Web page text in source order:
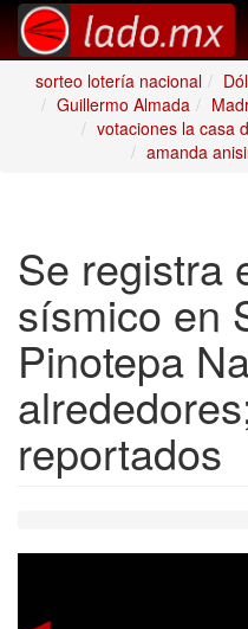
sorteo lotería nacional
Guillermo Almada
votaciones la casa
amanda
Se registra
sísmico en
Pinotepa
reportados